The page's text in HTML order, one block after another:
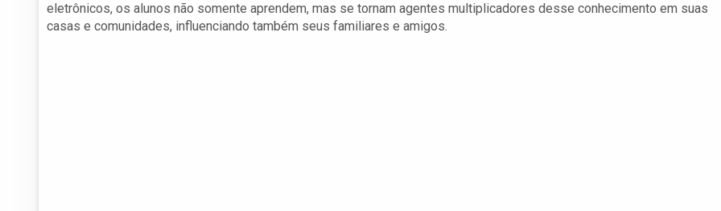
eletrônicos, os alunos não somente aprendem, mas se tornam agentes multiplicadores desse conhecimento em suas
casas e comunidades, influenciando também seus familiares e amigos.